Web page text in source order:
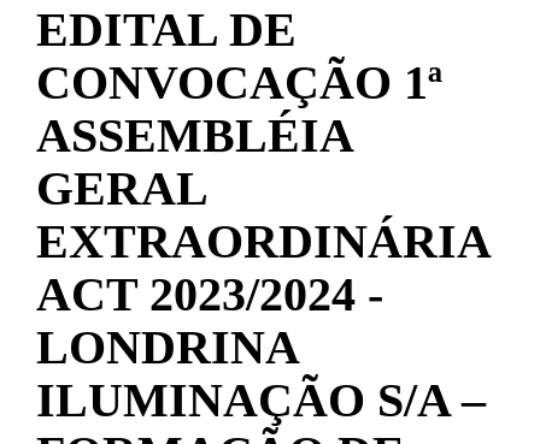
EDITAL DE
CONVOCAÇÃO 1ª
ASSEMBLÉIA
GERAL
EXTRAORDINÁRIA
ACT 2023/2024 -
LONDRINA
ILUMINAÇÃO S/A –